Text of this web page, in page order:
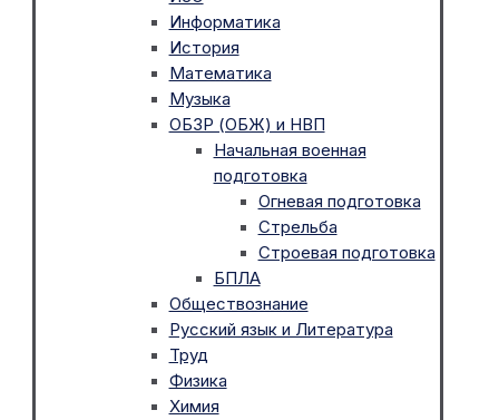
Информатика
История
Математика
Музыка
ОБЗР (ОБЖ) и НВП
Начальная военная
подготовка
Огневая подготовка
Стрельба
Строевая подготовка
БПЛА
Обществознание
Русский язык и Литература
Труд
Физика
Химия